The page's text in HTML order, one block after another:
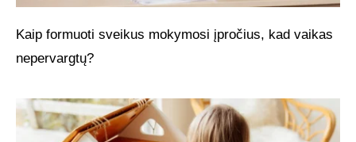
Kaip formuoti sveikus mokymosi įpročius, kad vaikas
nepervargtų?